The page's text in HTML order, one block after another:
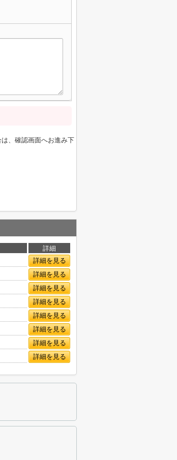
、確認画面へお進み下
詳細
詳細を見る
詳細を見る
詳細を見る
詳細を見る
詳細を見る
詳細を見る
詳細を見る
詳細を見る